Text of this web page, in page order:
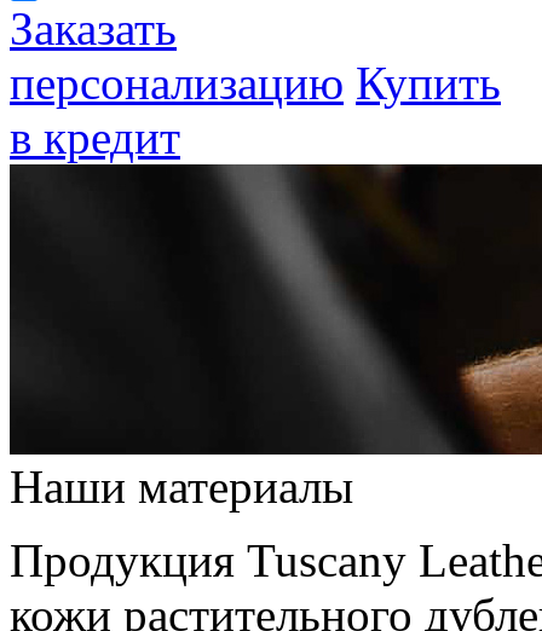
Заказать
персонализацию Купить
в кредит
Наши материалы
Продукция Tuscany
кожи растительного